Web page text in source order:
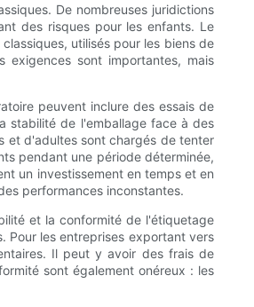
De nombreuses juridictions
des risques pour les enfants. Le
utilisés pour les biens de
exigences sont importantes, mais
peuvent inclure des essais de
stabilité de l'emballage face à des
et d'adultes sont chargés de tenter
pendant une période déterminée,
un investissement en temps et en
performances inconstantes.
et la conformité de l'étiquetage
Pour les entreprises exportant vers
Il peut y avoir des frais de
sont également onéreux : les